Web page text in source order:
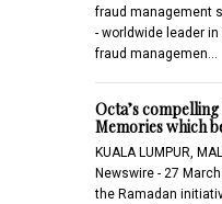
fraud management
- worldwide leader
fraud managemen…
Octa’s
Memories which
KUALA LUMPUR,
Newswire - 27
the Ramadan